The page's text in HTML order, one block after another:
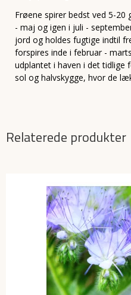
Frøene spirer bedst ved 5-20
- maj og igen i juli -
jord og holdes fugtige indtil
forspires inde i februar -
udplantet i haven i det tidlige
sol og halvskygge, hvor de
Relaterede produkter